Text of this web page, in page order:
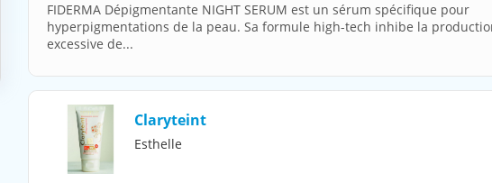
FIDERMA Dépigmentante NIGHT SERUM est un sérum spécifique pour
hyperpigmentations de la peau. Sa formule high-tech inhibe la
excessive de...
Claryteint
Esthelle